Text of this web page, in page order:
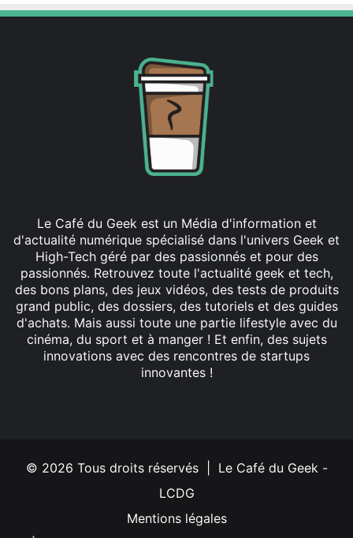
Le Café du Geek est un Média d'information et
d'actualité numérique spécialisé dans l'univers Geek et
High-Tech géré par des passionnés et pour des
passionnés. Retrouvez toute l'actualité geek et tech,
des bons plans, des jeux vidéos, des tests de produits
grand public, des dossiers, des tutoriels et des guides
d'achats. Mais aussi toute une partie lifestyle avec du
cinéma, du sport et à manger ! Et enfin, des sujets
innovations avec des rencontres de startups
innovantes !
© 2026 Tous droits réservés | Le Café du Geek -
LCDG
Mentions légales